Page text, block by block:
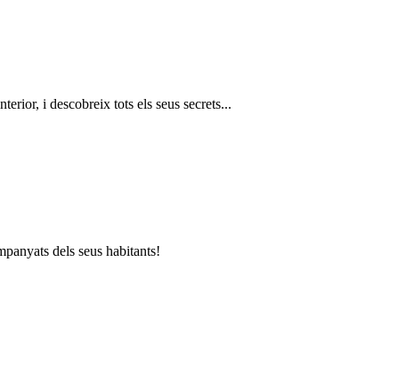
i descobreix tots els seus secrets...
dels seus habitants!